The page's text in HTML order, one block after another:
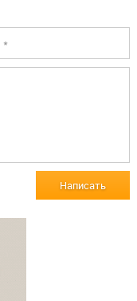
Написать